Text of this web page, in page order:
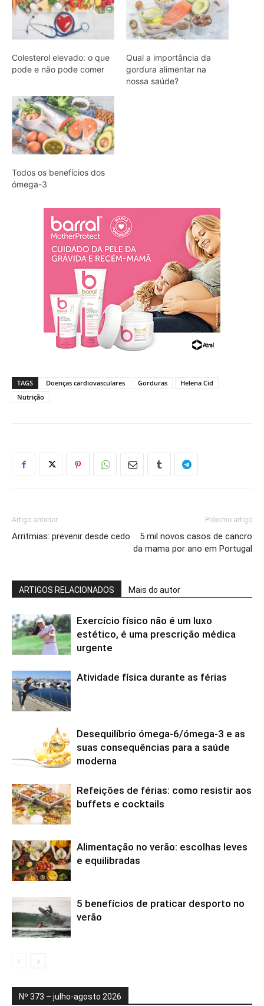
Colesterol elevado: o que
pode e não pode comer
Qual a importância da
gordura alimentar na
nossa saúde?
Todos os benefícios dos
ómega-3
TAGS Doenças cardiovasculares Gorduras
Helena Cid
Nutrição
Artigo anterior
Arritmias: prevenir desde cedo
Próximo artigo
5 mil novos casos de cancro
da mama por ano em Portugal
ARTIGOS RELACIONADOS Mais do autor
Exercício físico não é um luxo
estético, é uma prescrição médica
urgente
Atividade física durante as férias
Desequilíbrio ómega-6/ómega-3 e as
suas consequências para a saúde
moderna
Refeições de férias: como resistir aos
buffets e cocktails
Alimentação no verão: escolhas leves
e equilibradas
5 benefícios de praticar desporto no
verão
Nº 373 – julho-agosto 2026